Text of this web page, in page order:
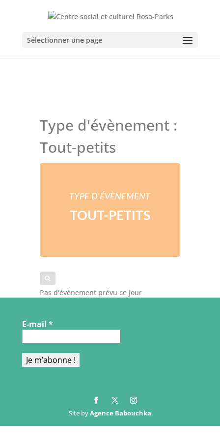
Sélectionner une page
Type d'évènement :
Tout-petits
TYPE D'ÉVÈNEMENT
TOUT-PETITS
Pas d'évènement prévu ce jour
E-mail *
Site byAgence Babouchka